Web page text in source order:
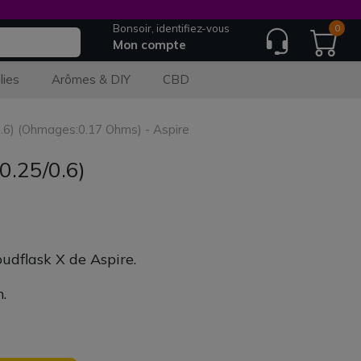
Bonsoir, identifiez-vous
Mon compte
0
Arômes & DIY CBD
(Ohmages:0.17 Ohms) - Aspire
0.6)
X de Aspire.